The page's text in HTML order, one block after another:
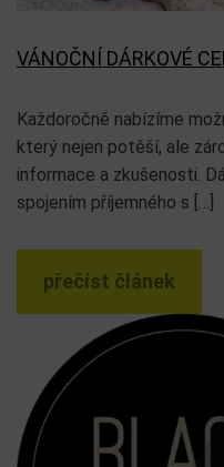
VÁNOČNÍ DÁRKOVÉ
Každoročně nabízíme
který nejen potěší, ale
informace a zkušenosti.
spojením příjemného s […]
přečíst článek